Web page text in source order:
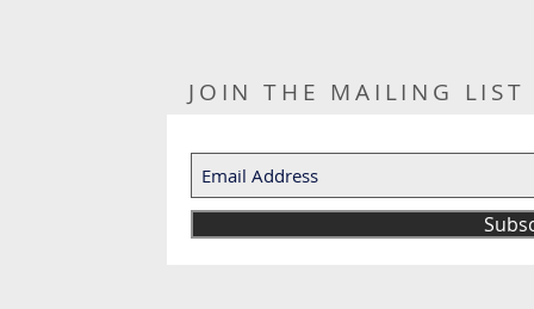
JOIN THE MAILING LIST